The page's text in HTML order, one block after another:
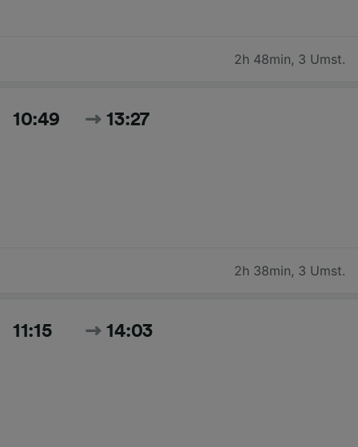
2h 48min, 3 Umst.
10:49 13:27
2h 38min, 3 Umst.
11:15 14:03